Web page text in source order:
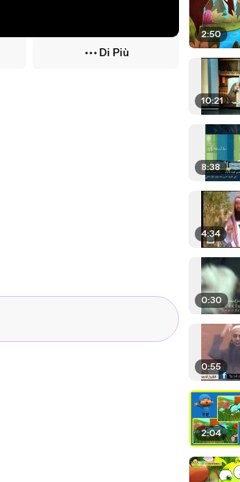
Di Più
2:50
10:21
8:38
4:34
0:30
0:55
2:04